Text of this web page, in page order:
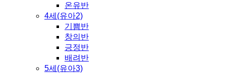
온유반
4세(유아2)
기쁨반
창의반
긍정반
배려반
5세(유아3)